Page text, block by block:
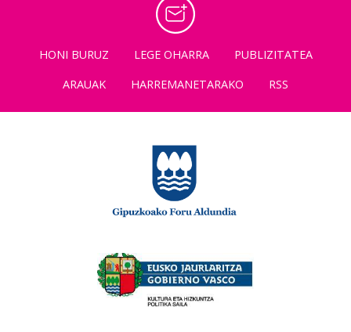
HONI BURUZ LEGE OHARRA
PUBLIZITATEA
ARAUAK
HARREMANETARAKO RSS